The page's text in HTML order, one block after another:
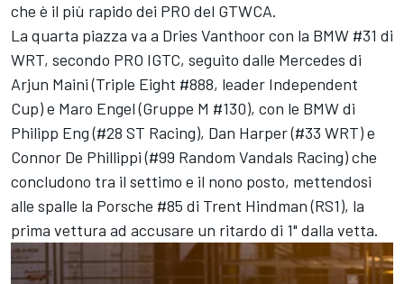
che è il più rapido dei PRO del GTWCA.
La quarta piazza va a Dries Vanthoor con la BMW #31 di
WRT, secondo PRO IGTC, seguito dalle Mercedes di
Arjun Maini (Triple Eight #888, leader Independent
Cup) e Maro Engel (Gruppe M #130), con le BMW di
Philipp Eng (#28 ST Racing), Dan Harper (#33 WRT) e
Connor De Phillippi (#99 Random Vandals Racing) che
concludono tra il settimo e il nono posto, mettendosi
alle spalle la Porsche #85 di Trent Hindman (RS1), la
prima vettura ad accusare un ritardo di 1" dalla vetta.